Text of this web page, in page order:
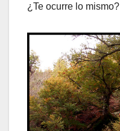
¿Te ocurre lo mismo?